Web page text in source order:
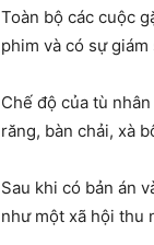
Toàn bộ các cuộc
phim và có sự
Chế độ của tù
răng, bàn chải, xà
Sau khi có bản án
như một xã hội thu